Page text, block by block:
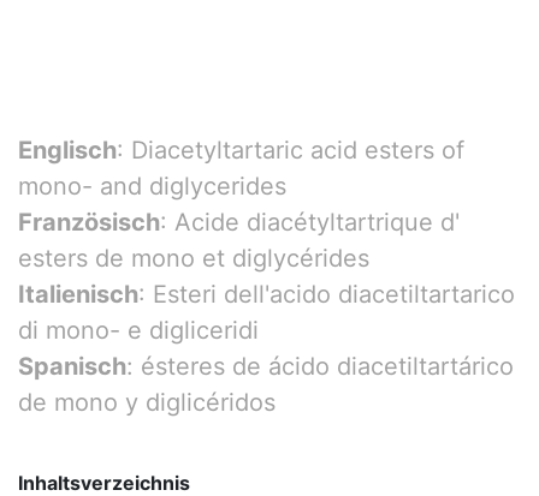
Englisch: Diacetyltartaric acid esters of
mono- and diglycerides
Französisch: Acide diacétyltartrique d'
esters de mono et diglycérides
Italienisch: Esteri dell'acido diacetiltartarico
di mono- e digliceridi
Spanisch: ésteres de ácido diacetiltartárico
de mono y diglicéridos
Inhaltsverzeichnis